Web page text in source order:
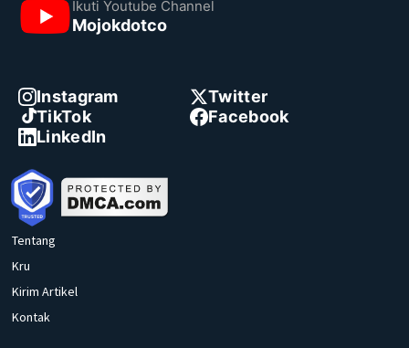
Ikuti Youtube Channel
Mojokdotco
Instagram
Twitter
TikTok
Facebook
LinkedIn
Tentang
Kru
Kirim Artikel
Kontak